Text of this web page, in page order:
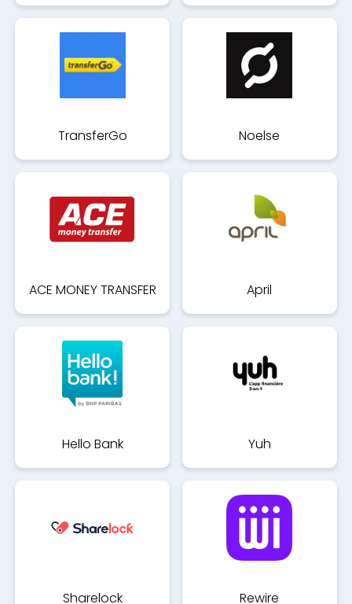
TransferGo Noelse
ACE MONEY TRANSFER April
Hello Bank Yuh
Sharelock Rewire